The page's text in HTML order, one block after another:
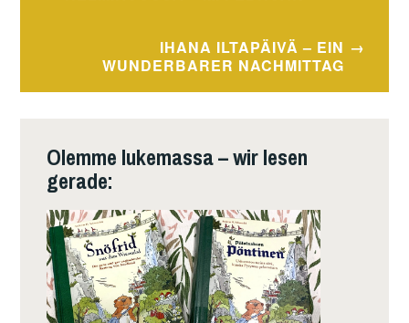
IHANA ILTAPÄIVÄ – EIN
WUNDERBARER NACHMITTAG
Olemme lukemassa – wir lesen
gerade: